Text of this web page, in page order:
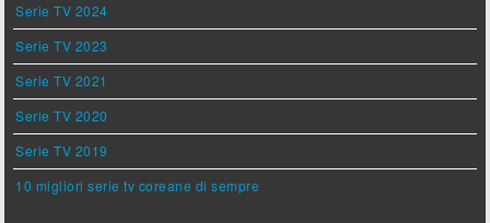
Serie TV 2024
Serie TV 2023
Serie TV 2021
Serie TV 2020
Serie TV 2019
10 migliori serie tv coreane di sempre